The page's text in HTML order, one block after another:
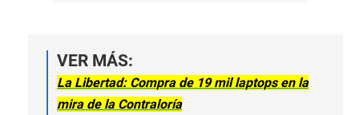
VER MÁS:
La Libertad: Compra de 19 mil laptops en la
mira de la Contraloría